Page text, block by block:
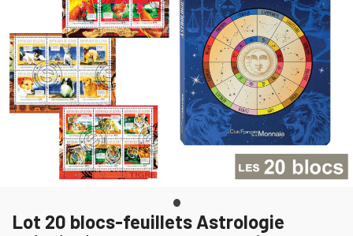
Lot 20 blocs-feuillets Astrologie